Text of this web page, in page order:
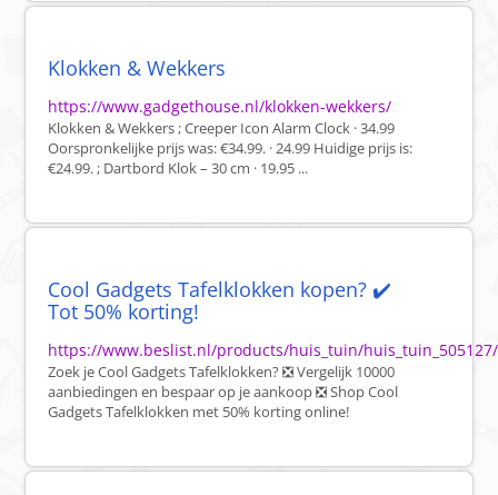
Klokken & Wekkers
https://www.gadgethouse.nl/klokken-wekkers/
Klokken & Wekkers ; Creeper Icon Alarm Clock · 34.99
Oorspronkelijke prijs was: €34.99. · 24.99 Huidige prijs is:
€24.99. ; Dartbord Klok – 30 cm · 19.95 ...
Cool Gadgets Tafelklokken kopen? ✔️
Tot 50% korting!
https://www.beslist.nl/products/huis_tuin/
Zoek je Cool Gadgets Tafelklokken? ❎ Vergelijk 10000
aanbiedingen en bespaar op je aankoop ❎ Shop Cool
Gadgets Tafelklokken met 50% korting online!